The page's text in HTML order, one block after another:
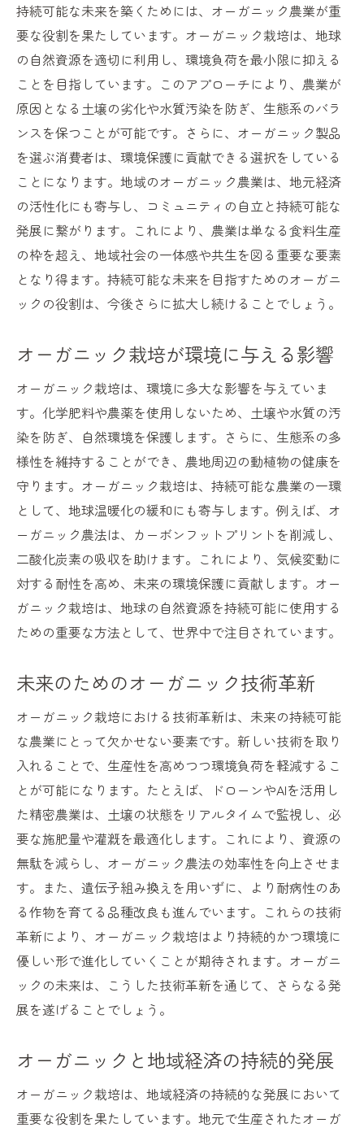
消費者と生産者が繋がるオーガニックの絆
オーガニック市場での消費者ニーズの変化
生産者と消費者の距離を縮めるオーガニッ
ク
オーガニック食品の選び方とその魅力
消費者教育としてのオーガニック体験
オーガニックコミュニティの形成と発展
オーガニック認証制度の意義と信頼性
生態系の多様性を支えるオーガニックの役割
オーガニック農業が生態系に与える影響
多様性保全とオーガニックの関係
手法
自然と調和するオーガニック農業の実践
絶滅危惧種を守るオーガニックの努力
次世代を見据えたオーガニック農法の可能性
未来の農業を担うオーガニック技術の進化
次世代農家が求めるオーガニックの価値
教育現場でのオーガニック農法の導入
新世代の農業リーダーを育成するオーガニ
ック
オーガニック農業と若者の関わり方
環境保護と共に歩むオーガニック農業の挑戦
環境保護に向けたオーガニックの取り組み
気候変動とオーガニック農業の関係
持続可能な開発目標とオーガニック
オーガニック農業が果たす環境保護の役割
地域社会と共に進むオーガニックの未来
オーガニック農業が描く持続可能な未来のビジ
ョン
オーガニック農業が示す未来像
持続可能な食生活を支えるオーガニック
地域と共に歩むオーガニックの未来計画
オーガニック農業と持続可能な開発の融合
ン
未来のために必要なオーガニックの進化
持続可能な未来を築くためには、オーガニック農業が重
要な役割を果たしています。オーガニック栽培は、地球
の自然資源を適切に利用し、環境負荷を最小限に抑える
ことを目指しています。このアプローチにより、農業が
原因となる土壌の劣化や水質汚染を防ぎ、生態系のバラ
ンスを保つことが可能です。さらに、オーガニック製品
を選ぶ消費者は、環境保護に貢献できる選択をしている
ことになります。地域のオーガニック農業は、地元経済
の活性化にも寄与し、コミュニティの自立と持続可能な
発展に繋がります。これにより、農業は単なる食料生産
の枠を超え、地域社会の一体感や共生を図る重要な要素
となり得ます。持続可能な未来を目指すためのオーガニ
ックの役割は、今後さらに拡大し続けることでしょう。
オーガニック栽培が環境に与える影響
オーガニック栽培は、環境に多大な影響を与えていま
す。化学肥料や農薬を使用しないため、土壌や水質の汚
染を防ぎ、自然環境を保護します。さらに、生態系の多
様性を維持することができ、農地周辺の動植物の健康を
守ります。オーガニック栽培は、持続可能な農業の一環
として、地球温暖化の緩和にも寄与します。例えば、オ
ーガニック農法は、カーボンフットプリントを削減し、
二酸化炭素の吸収を助けます。これにより、気候変動に
対する耐性を高め、未来の環境保護に貢献します。オー
ガニック栽培は、地球の自然資源を持続可能に使用する
ための重要な方法として、世界中で注目されています。
未来のためのオーガニック技術革新
オーガニック栽培における技術革新は、未来の持続可能
な農業にとって欠かせない要素です。新しい技術を取り
入れることで、生産性を高めつつ環境負荷を軽減するこ
とが可能になります。たとえば、ドローンやAIを活用し
た精密農業は、土壌の状態をリアルタイムで監視し、必
要な施肥量や灌漑を最適化します。これにより、資源の
無駄を減らし、オーガニック農法の効率性を向上させま
す。また、遺伝子組み換えを用いずに、より耐病性のあ
る作物を育てる品種改良も進んでいます。これらの技術
革新により、オーガニック栽培はより持続的かつ環境に
優しい形で進化していくことが期待されます。オーガニ
ックの未来は、こうした技術革新を通じて、さらなる発
展を遂げることでしょう。
オーガニックと地域経済の持続的発展
オーガニック栽培は、地域経済の持続的な発展において
重要な役割を果たしています。地元で生産されたオーガ